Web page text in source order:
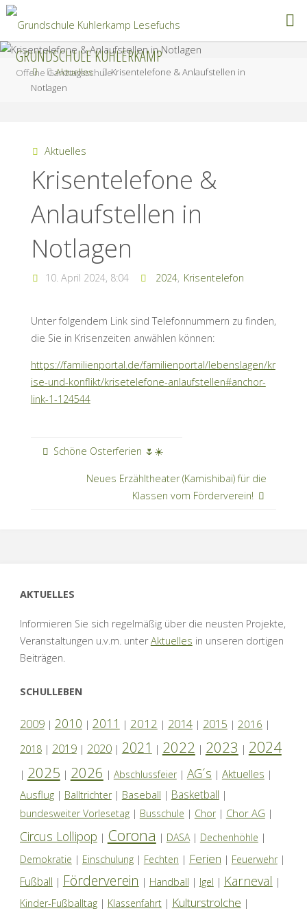
Zum
Inhalt
springen
GRUNDSCHULE KUHLERKAMP
Offene Ganztagsschule
StartAktuelles
Krisentelefone & Anlaufstellen in
Notlagen
Aktuelles
Krisentelefone &
Anlaufstellen in
Notlagen
10. April 2024, 8:04 2024, Krisentelefon
Unter folgendem Link sind Telefonnummern zu finden,
die Sie in Krisenzeiten anwählen können:
https://familienportal.de/familienportal/lebenslagen/kr
ise-und-konflikt/krisetelefone-anlaufstellen#anchor-
link-1-124544
Schöne Osterferien 🌷☀️
Neues Erzähltheater (Kamishibai) für die
Klassen vom Förderverein!
AKTUELLES
Informieren Sie sich regelmäßig über die neusten Projekte,
Veranstaltungen u.v.m. unterAktuelles in unseren dortigen
Beiträgen.
SCHULLEBEN
2009| 2010 | 2011 | 2012 | 2014| 2015 | 2016 |
2018| 2019| 2020| 2021 | 2022 | 2023 | 2024
| 2025 | 2026 | Abschlussfeier| AG´s | Aktuelles |
Ausflug| Balltrichter| Baseball | Basketball |
bundesweiter Vorlesetag| Busschule | Chor| Chor AG |
Circus Lollipop | Corona | DASA| Dechenhöhle |
Demokratie | Einschulung| Fechten | Ferien | Feuerwehr|
Fußball | Förderverein | Handball | Igel | Karneval |
Kinder-Fußballtag| Klassenfahrt| Kulturstrolche |